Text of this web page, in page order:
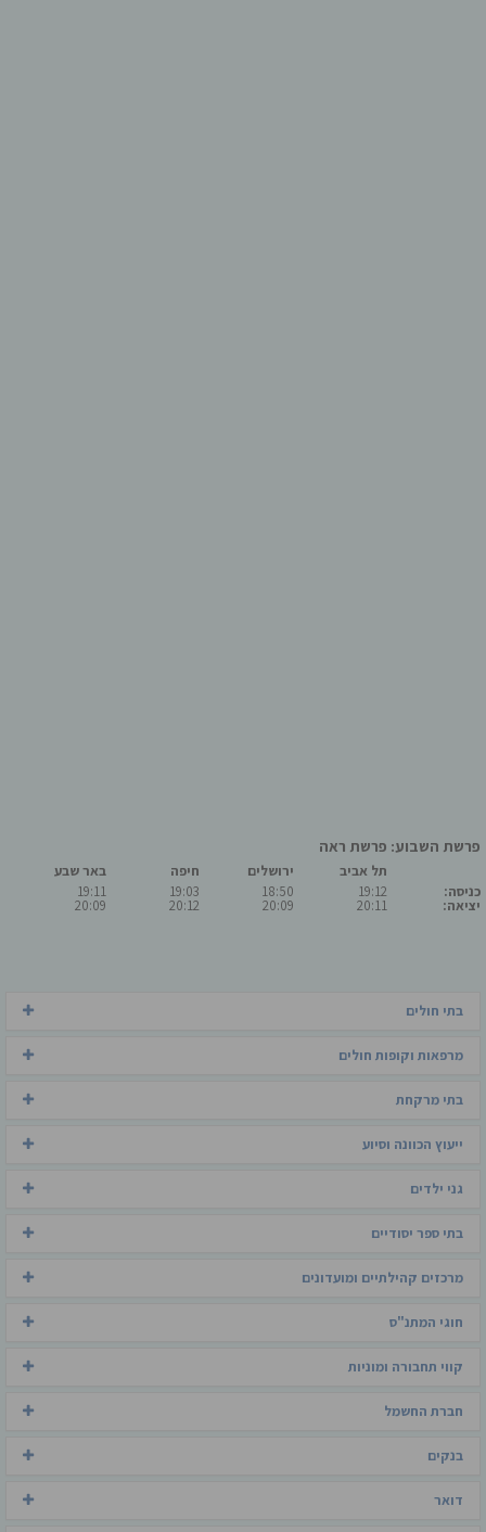
פרשת השבוע: פרשת ראה
כניסה:
יציאה:
תל אביב
19:12
20:11
ירושלים
18:50
20:09
חיפה
19:03
20:12
באר שבע
19:11
20:09
בתי חולים
מרפאות וקופות חולים
בתי מרקחת
ייעוץ הכוונה וסיוע
גני ילדים
בתי ספר יסודיים
מרכזים קהילתיים ומועדונים
חוגי המתנ"ס
קווי תחבורה ומוניות
חברת החשמל
בנקים
דואר